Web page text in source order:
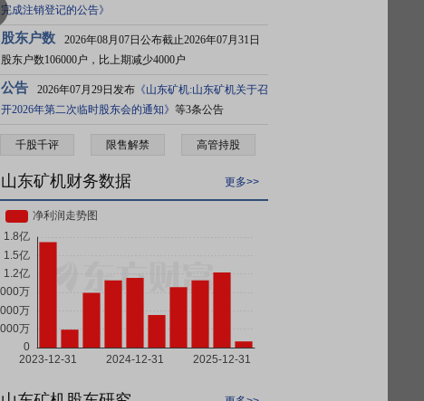
完成注销登记的公告》
股东户数
2026年08月07日公布截止2026年07月31日
股东户数106000户，比上期减少4000户
公告 2026年07月29日发布 《山东矿机:山东矿机关于召
开2026年第二次临时股东会的通知》 等3条公告
千股千评 限售解禁 高管持股
山东矿机财务数据 更多>>